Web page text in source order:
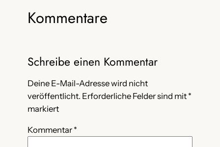
Kommentare
Schreibe einen Kommentar
Deine E-Mail-Adresse wird nicht
veröffentlicht. Erforderliche Felder sind mit *
markiert
Kommentar *